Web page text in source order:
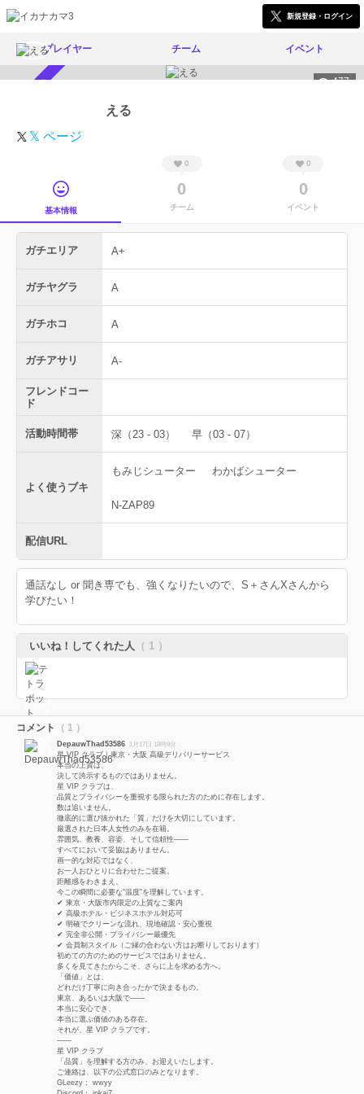
新規登録・ログイン
プレイヤー チーム イベント
477
える
𝕏 ページ
基本情報
0
0
チーム
0
0
イベント
ガチエリア A+
ガチヤグラ A
ガチホコ A
ガチアサリ A-
フレンドコー
ド
活動時間帯 深（23 - 03） 早（03 - 07）
よく使うブキ
もみじシューター わかばシューター
N-ZAP89
配信URL
通話なし or 聞き専でも、強くなりたいので、S＋さんXさんから
学びたい！
いいね！してくれた人 （ 1 ）
コメント （ 1 ）
DepauwThad53586 1月17日 18時8分
星 VIP クラブ｜東京・大阪 高級デリバリーサービス
本当の上質は、
決して誇示するものではありません。
星 VIP クラブは、
品質とプライバシーを重視する限られた方のために存在します。
数は追いません。
徹底的に選び抜かれた「質」だけを大切にしています。
厳選された日本人女性のみを在籍。
雰囲気、教養、容姿、そして信頼性——
すべてにおいて妥協はありません。
画一的な対応ではなく、
お一人おひとりに合わせたご提案。
距離感をわきまえ、
今この瞬間に必要な“温度”を理解しています。
✔ 東京・大阪市内限定の上質なご案内
✔ 高級ホテル・ビジネスホテル対応可
✔ 明確でクリーンな流れ、現地確認・安心重視
✔ 完全非公開・プライバシー最優先
✔ 会員制スタイル（ご縁の合わない方はお断りしております）
初めての方のためのサービスではありません。
多くを見てきたからこそ、さらに上を求める方へ。
「価値」とは、
どれだけ丁寧に向き合ったかで決まるもの。
東京、あるいは大阪で——
本当に安心でき、
本当に選ぶ価値のある存在。
それが、星 VIP クラブです。
——
星 VIP クラブ
「品質」を理解する方のみ、お迎えいたします。
ご連絡は、以下の公式窓口のみとなります。
GLeezy： wwyy